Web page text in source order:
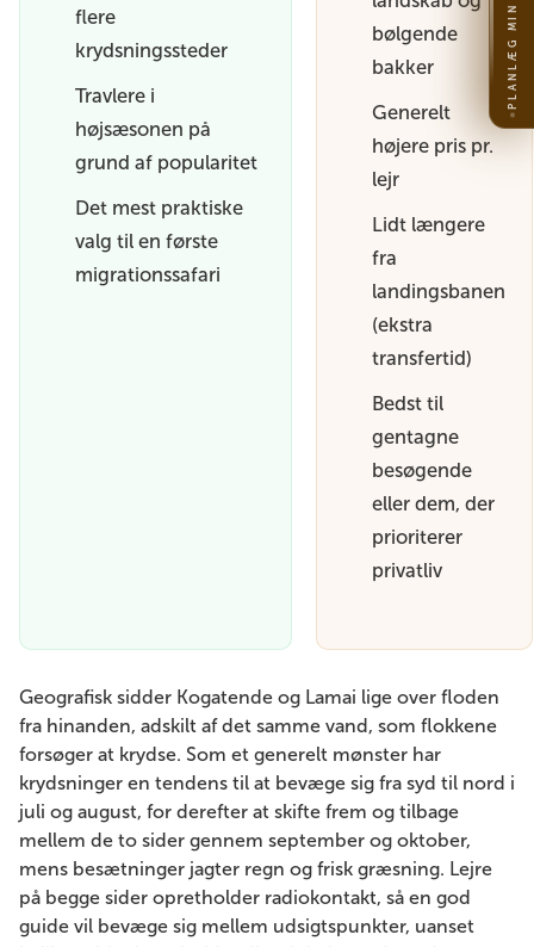
flere
krydsningssteder
Travlere i
højsæsonen på
grund af popularitet
Det mest praktiske
valg til en første
migrationssafari
bølgende
bakker
Generelt
højere pris pr.
lejr
Lidt længere
fra
landingsbanen
(ekstra
transfertid)
Bedst til
gentagne
besøgende
eller dem, der
prioriterer
privatliv
Geografisk sidder Kogatende og Lamai lige over floden
fra hinanden, adskilt af det samme vand, som flokkene
forsøger at krydse. Som et generelt mønster har
krydsninger en tendens til at bevæge sig fra syd til nord i
juli og august, for derefter at skifte frem og tilbage
mellem de to sider gennem september og oktober,
mens besætninger jagter regn og frisk græsning. Lejre
på begge sider opretholder radiokontakt, så en god
guide vil bevæge sig mellem udsigtspunkter, uanset